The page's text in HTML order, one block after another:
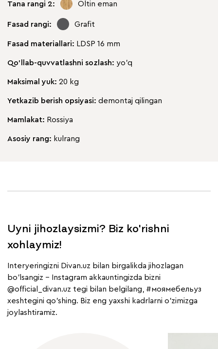
Tana rangi 2: Oltin eman
Fasad rangi: Grafit
Fasad materiallari: LDSP 16 mm
Qo'llab-quvvatlashni sozlash: yo'q
Maksimal yuk: 20 kg
Yetkazib berish opsiyasi: demontaj qilingan
Mamlakat: Rossiya
Asosiy rang: kulrang
Uyni jihozlaysizmi? Biz ko'rishni
xohlaymiz!
Interyeringizni Divan.uz bilan birgalikda jihozlagan
bo'lsangiz - Instagram akkauntingizda bizni
@official_divan.uz tegi bilan belgilang, #моямебельуз
xeshtegini qo'shing. Biz eng yaxshi kadrlarni o'zimizga
joylashtiramiz.